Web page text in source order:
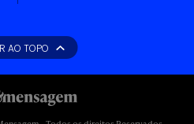
AO TOPO